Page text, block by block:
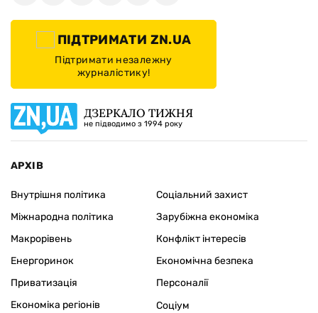
ПІДТРИМАТИ ZN.UA
Підтримати незалежну
журналістику!
ДЗЕРКАЛО ТИЖНЯ
не підводимо з 1994 року
АРХІВ
Внутрішня політика
Міжнародна політика
Макрорівень
Енергоринок
Приватизація
Економіка регіонів
Соціальний захист
Зарубіжна економіка
Конфлікт інтересів
Економічна безпека
Персоналії
Соціум